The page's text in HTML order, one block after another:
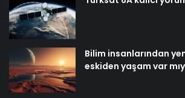
Bilim insanlarından
eskiden yaşam var